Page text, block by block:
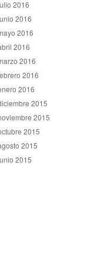
2016
2016
2016
2016
2016
2016
2016
2015
2015
2015
2015
2015